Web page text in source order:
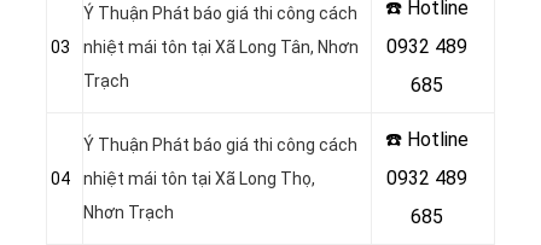
03
Ý Thuận Phát báo giá thi công cách
nhiệt mái tôn tại Xã Long Tân, Nhơn
Trạch
☎️ Hotline
0932 489
685
04
Ý Thuận Phát báo giá thi công cách
nhiệt mái tôn tại Xã Long Thọ,
Nhơn Trạch
☎️ Hotline
0932 489
685